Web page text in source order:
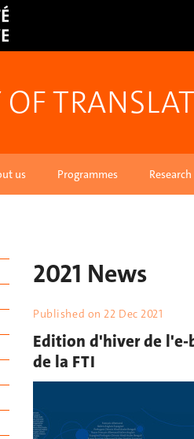
OF
us Programmes Research
2021 News
Published on 22 Dec 2021
Edition d'hiver de
de la FTI